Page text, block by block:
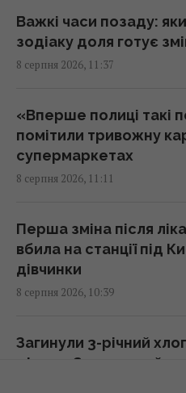
10:49 субота, 08 серпня 2026
Для чого потрібна
10:42 субота, 08 серпня 2026
Водопостачання
"Бориславська
10:13 субота, 08 серпня 2026
Європу накрила нова
курортам загрожують
10:08 субота, 08 серпня 2026
Важкі часи позаду:
зодіаку доля готує
8 серпня 2026, 11:37
«Вперше полиці такі
помітили тривожну
супермаркетах
8 серпня 2026, 11:11
Перша зміна після
вбила на станції під
дівчинки
8 серпня 2026, 10:39
Загинули 3-річний
дідусь: Зеленський